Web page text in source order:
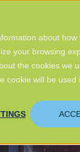
about
your browsing
the cookies we
cookie will be